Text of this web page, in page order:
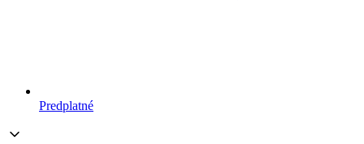
Predplatné